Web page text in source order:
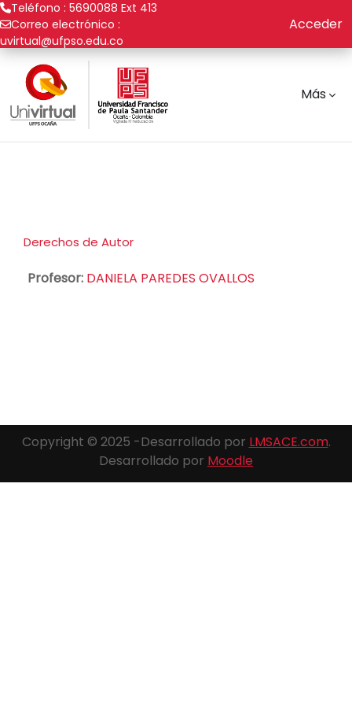
Saltar al contenido principal
Teléfono : 5690088 Ext 413
Correo electrónico :
uvirtual@ufpso.edu.co
Acceder
Más
Derechos de Autor
Profesor: DANIELA PAREDES OVALLOS
Copyright © 2025 -Desarrollado por LMSACE.com.
Desarrollado por Moodle